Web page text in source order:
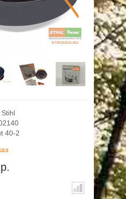
СОГЛАШЕНИЕ
Stihl
40-2